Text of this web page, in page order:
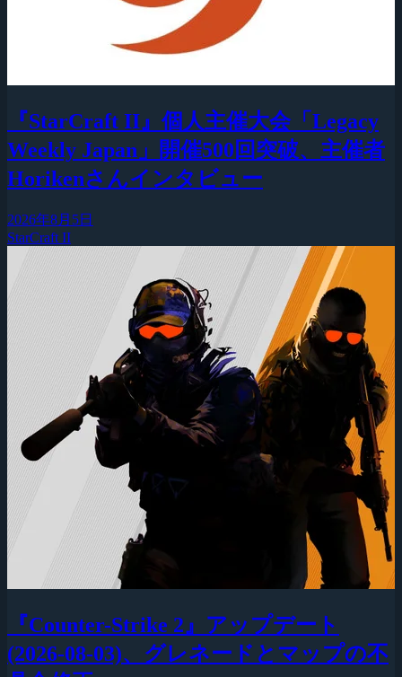
『StarCraft II』個人主催大会「Legacy
Weekly Japan」開催500回突破、主催者
Horikenさんインタビュー
2026年8月5日
StarCraft II
『Counter-Strike 2』アップデート
(2026-08-03)、グレネードとマップの不